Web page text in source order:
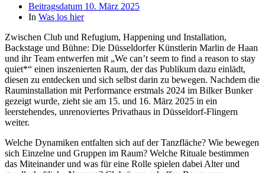
Beitragsdatum 10. März 2025
In Was los hier
Zwischen Club und Refugium, Happening und Installation,
Backstage und Bühne: Die Düsseldorfer Künstlerin Marlin de Haan
und ihr Team entwerfen mit „We can’t seem to find a reason to stay
quiet*“ einen inszenierten Raum, der das Publikum dazu einlädt,
diesen zu entdecken und sich selbst darin zu bewegen. Nachdem die
Rauminstallation mit Performance erstmals 2024 im Bilker Bunker
gezeigt wurde, zieht sie am 15. und 16. März 2025 in ein
leerstehendes, unrenoviertes Privathaus in Düsseldorf-Flingern
weiter.
Welche Dynamiken entfalten sich auf der Tanzfläche? Wie bewegen
sich Einzelne und Gruppen im Raum? Welche Rituale bestimmen
das Miteinander und was für eine Rolle spielen dabei Alter und